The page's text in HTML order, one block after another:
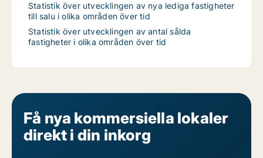
Statistik över utvecklingen av nya lediga fastigheter
till salu i olika områden över tid
Statistik över utvecklingen av antal sålda
fastigheter i olika områden över tid
Få nya kommersiella lokaler
direkt i din inkorg